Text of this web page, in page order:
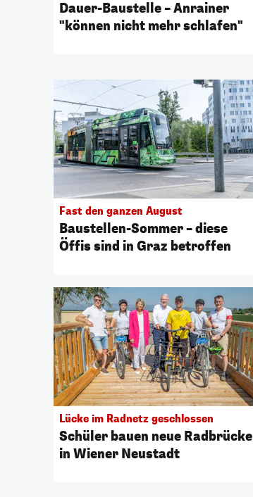
Dauer-Baustelle – Anrainer
"können nicht mehr schlafen"
Fast den ganzen August
Baustellen-Sommer – diese
Öffis sind in Graz betroffen
Lücke im Radnetz geschlossen
Schüler bauen neue Radbrücke
in Wiener Neustadt